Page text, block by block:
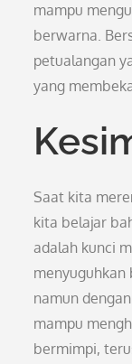
mampu
berwarna.
petualangan
yang
Saat kita
kita belajar
adalah kunci
menyuguhkan
namun
mampu
bermimpi,